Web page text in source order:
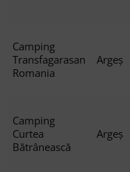
Camping
Transfagarasan
Romania
Argeș
Camping
Curtea
Bătrânească
Argeș